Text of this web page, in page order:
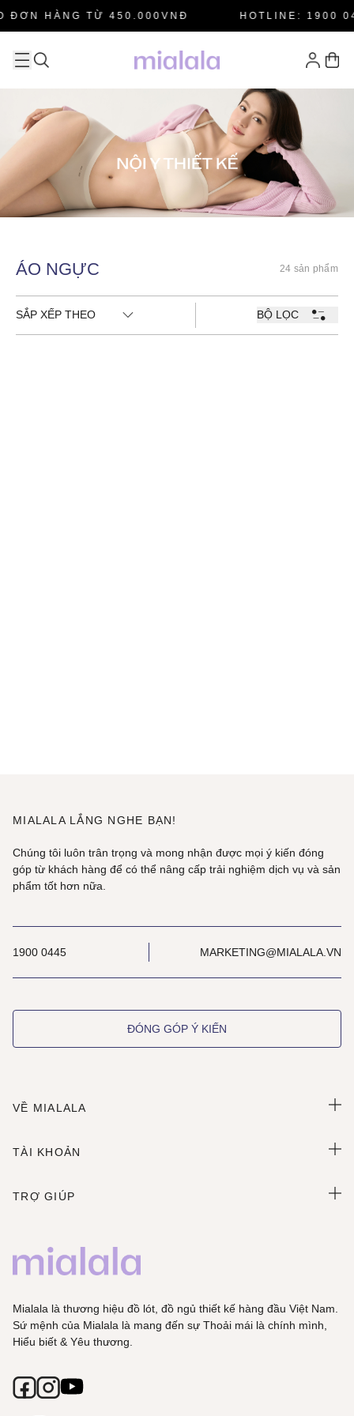
ĐƠN HÀNG TỪ 450.000VNĐ HOTLINE: 1900
ÁO NGỰC 24 sản phẩm
SẮP XẾP THEO BỘ LỌC
MIALALA LẮNG NGHE BẠN!
Chúng tôi luôn trân trọng và mong nhận được mọi ý kiến đóng
góp từ khách hàng để có thể nâng cấp trải nghiệm dịch vụ và sản
phẩm tốt hơn nữa.
1900 0445 MARKETING@MIALALA.VN
ĐÓNG GÓP Ý KIẾN
VỀ MIALALA
TÀI KHOẢN
TRỢ GIÚP
Mialala là thương hiệu đồ lót, đồ ngủ thiết kế hàng đầu Việt Nam.
Sứ mệnh của Mialala là mang đến sự Thoải mái là chính mình,
Hiểu biết & Yêu thương.